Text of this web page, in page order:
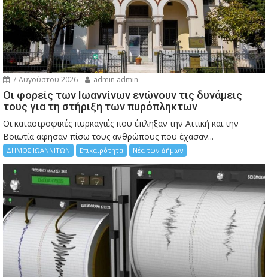
7 Αυγούστου 2026 admin admin
Οι φορείς των Ιωαννίνων ενώνουν τις δυνάμεις
τους για τη στήριξη των πυρόπληκτων
Οι καταστροφικές πυρκαγιές που έπληξαν την Αττική και την
Bοιωτία άφησαν πίσω τους ανθρώπους που έχασαν...
ΔΗΜΟΣ ΙΩΑΝΝΙΤΩΝ Επικαιρότητα Νέα των Δήμων